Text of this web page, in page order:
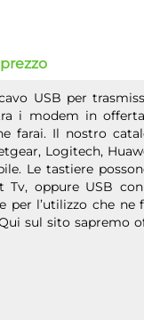
USB per
i modem in
farai. Il nostro
Logitech,
Le tastiere
Tv, oppure USB
l’utilizzo che ne
sul sito